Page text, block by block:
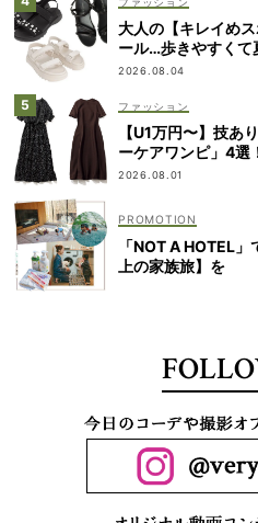
大人の【キレイめ
ール…歩きやすくて
2026.08.04
ファッション
【U1万円〜】技あ
ーケアワンピ」4選
2026.08.01
「NOT A HOTEL
上の家族旅】を